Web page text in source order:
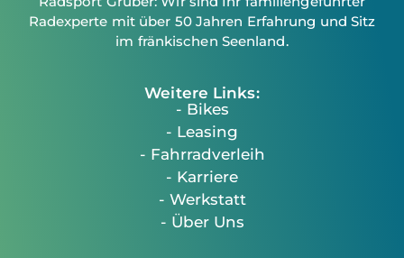
Radexperte mit über 50 Jahren Erfahrung und Sitz
im fränkischen Seenland.
Weitere Links:
- Bikes
- Leasing
- Fahrradverleih
- Karriere
- Werkstatt
- Über Uns